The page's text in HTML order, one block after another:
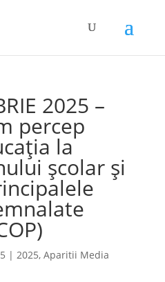
2025 –
percep
la
școlar și
| 2025, Aparitii Media